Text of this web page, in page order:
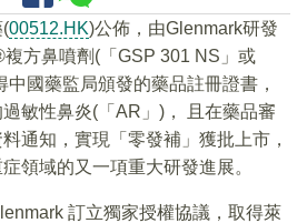
(00512.HK)公佈，由Glenmark研發
方鼻噴劑(「GSP 301 NS」或
中國藥監局頒發的藥品註冊證書，
敏性鼻炎(「AR」)， 且在藥品審
通知，實現「零發補」獲批上市，
領域的又一項重大研發進展。
訂立獨家授權協議，取得萊